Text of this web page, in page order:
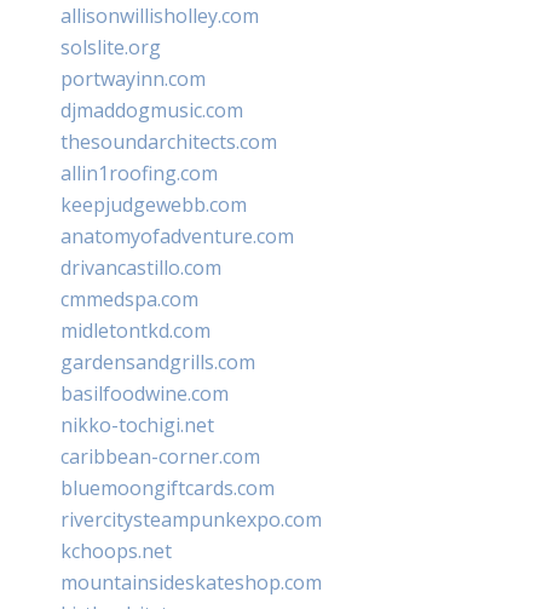
allisonwillisholley.com
solslite.org
portwayinn.com
djmaddogmusic.com
thesoundarchitects.com
allin1roofing.com
keepjudgewebb.com
anatomyofadventure.com
drivancastillo.com
cmmedspa.com
midletontkd.com
gardensandgrills.com
basilfoodwine.com
nikko-tochigi.net
caribbean-corner.com
bluemoongiftcards.com
rivercitysteampunkexpo.com
kchoops.net
mountainsideskateshop.com